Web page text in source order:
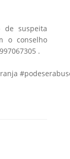
de suspeita
o conselho
.